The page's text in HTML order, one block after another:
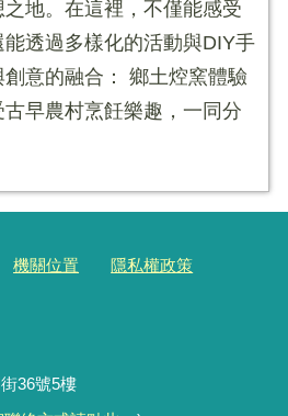
地。在這裡，不僅能感受
透過多樣化的活動與DIY手
意的融合： 鄉土焢窯體驗
早農村烹飪樂趣，一同分
機關位置 隱私權政策
36號5樓